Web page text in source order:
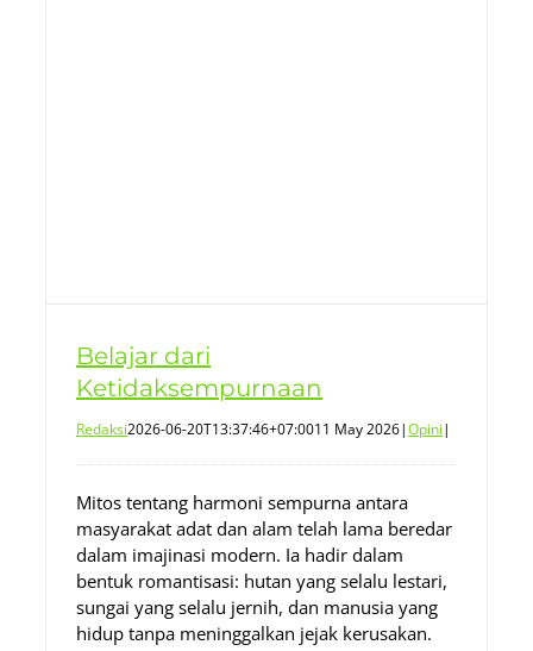
Belajar dari
Ketidaksempurnaan
Redaksi2026-06-20T13:37:46+07:0011 May 2026|Opini|
Mitos tentang harmoni sempurna antara
masyarakat adat dan alam telah lama beredar
dalam imajinasi modern. Ia hadir dalam
bentuk romantisasi: hutan yang selalu lestari,
sungai yang selalu jernih, dan manusia yang
hidup tanpa meninggalkan jejak kerusakan.